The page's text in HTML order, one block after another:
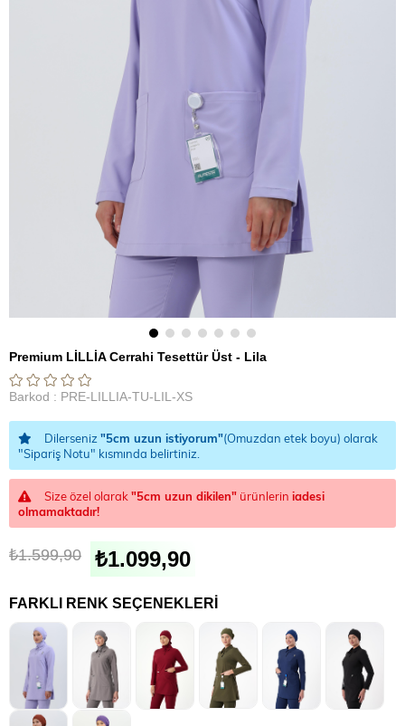
Premium LİLLİA Cerrahi Tesettür Üst - Lila
Barkod : PRE-LILLIA-TU-LIL-XS
Dilerseniz "5cm uzun istiyorum"(Omuzdan etek boyu) olarak
"Sipariş Notu" kısmında belirtiniz.
Size özel olarak "5cm uzun dikilen" ürünlerin iadesi
olmamaktadır!
₺1.599,90 ₺1.099,90
FARKLI RENK SEÇENEKLERI